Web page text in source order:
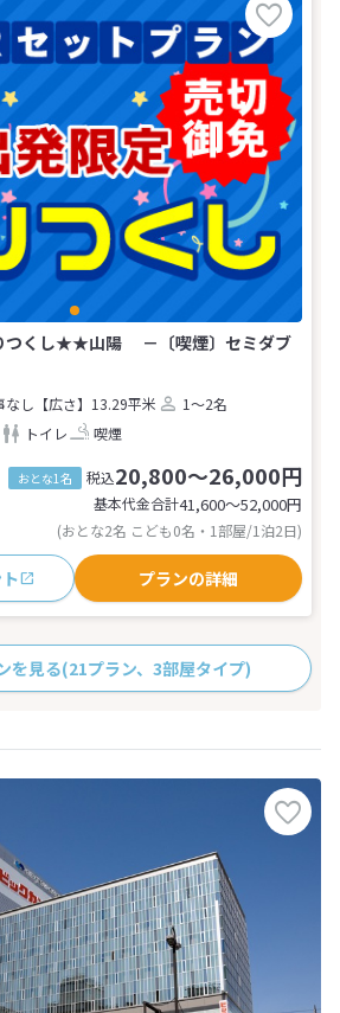
つくし★★山陽 －〔喫煙〕セミダブ
なし 【広さ】13.29平米
1～2名
トイレ 喫煙
おとな1名 税込20,800～26,000円
基本代金合計41,600〜52,000円
(おとな2名 こども0名・1部屋/1泊2日)
プランの詳細
を見る(21プラン、3部屋タイプ)